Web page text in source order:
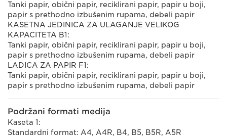
Tanki papir, obični papir, reciklirani papir, papir u boji,
papir s prethodno izbušenim rupama, debeli papir
KASETNA JEDINICA ZA ULAGANJE VELIKOG
KAPACITETA B1:
Tanki papir, obični papir, reciklirani papir, papir u boji,
papir s prethodno izbušenim rupama, debeli papir
LADICA ZA PAPIR F1:
Tanki papir, obični papir, reciklirani papir, papir u boji,
papir s prethodno izbušenim rupama, debeli papir
Podržani formati medija
Kaseta 1:
Standardni format: A4, A4R, B4, B5, B5R, A5R